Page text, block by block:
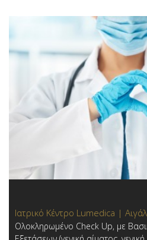
Ιατρικό Κέντρο Lumedica |
Ολοκληρωμένο Check Up, με